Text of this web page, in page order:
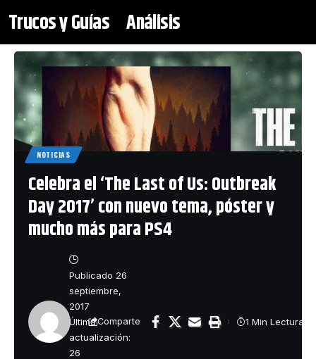
Trucos y Guías Análisis
NOTICIAS
Celebra el ‘The Last of Us: Outbreak
Day 2017’ con nuevo tema, póster y
mucho más para PS4
Última
actualización:
26
Publicado 26
septiembre,
2017
Comparte 1 Min Lectura